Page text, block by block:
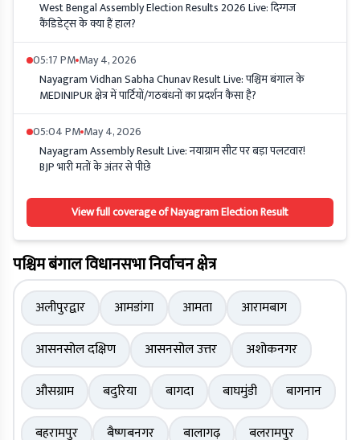
West Bengal Assembly Election Results 2026 Live: दिग्गज
कैंडिडेट्स के क्या हैं हाल?
05:17 PM May 4, 2026
Nayagram Vidhan Sabha Chunav Result Live: पश्चिम बंगाल के
MEDINIPUR क्षेत्र में पार्टियों/गठबंधनों का प्रदर्शन कैसा है?
05:04 PM May 4, 2026
Nayagram Assembly Result Live: नयाग्राम सीट पर बड़ा पलटवार!
BJP भारी मतों के अंतर से पीछे
View full coverage of Nayagram Election Result
पश्चिम बंगाल विधानसभा निर्वाचन क्षेत्र
अलीपुरद्वार आमडांगा आमता
आरामबाग
आसनसोल दक्षिण
आसनसोल उत्तर
अशोकनगर
औसग्राम
बदुरिया बागदा बाघमुंडी
बागनान
बहरामपुर
बैष्णबनगर बालागढ़
बलरामपुर